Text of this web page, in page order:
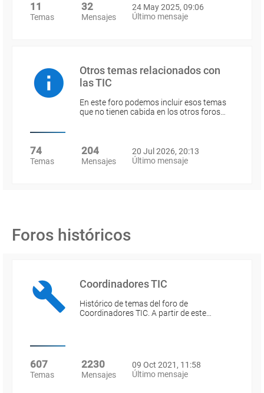
11
Temas
32
Mensajes
24 May 2025, 09:06
Último mensaje
Otros temas relacionados con
las TIC
En este foro podemos incluir esos temas
que no tienen cabida en los otros foros…
74
Temas
204
Mensajes
20 Jul 2026, 20:13
Último mensaje
Foros históricos
Coordinadores TIC
Histórico de temas del foro de
Coordinadores TIC. A partir de este…
607
Temas
2230
Mensajes
09 Oct 2021, 11:58
Último mensaje